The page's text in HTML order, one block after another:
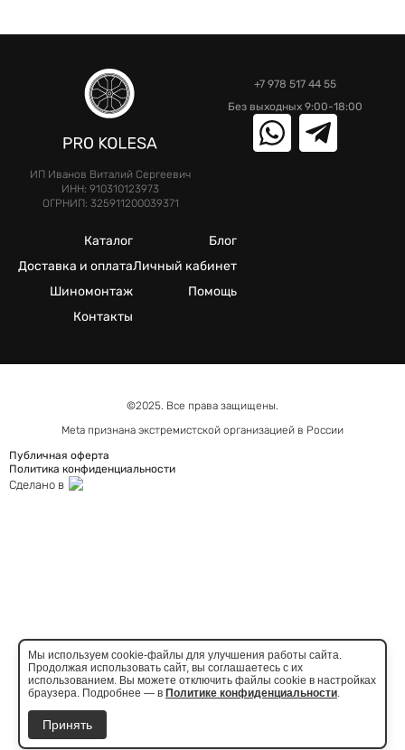
ИП Иванов Виталий Сергеевич
ИНН: 910310123973
ОГРНИП: 325911200039371
+7 978 517 44 55
Без выходных 9:00-18:00
Каталог
Доставка и оплата
Шиномонтаж
Контакты
Блог
Личный кабинет
Помощь
©2025. Все права защищены.
Meta признана экстремистcкой организацией в России
Публичная оферта
Политика конфиденциальности
Сделано в
Мы используем cookie-файлы для улучшения работы сайта.
Продолжая использовать сайт, вы соглашаетесь с их
использованием. Вы можете отключить файлы cookie в настройках
браузера. Подробнее — в Политике конфиденциальности.
Принять